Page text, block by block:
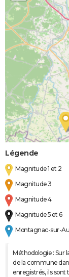
Légende
Magnitude 1 et 2
Magnitude 3
Magnitude 4
Magnitude 5 et 6
Montagnac-sur-
Méthodologie : Sur
de la commune
enregistrés, ils sont